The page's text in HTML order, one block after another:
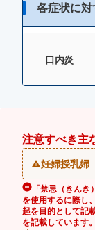
各症状に
口内炎
注意すべき主
妊婦授乳婦
「禁忌（きん
を使用するに際し
起を目的として記
を記載しています。